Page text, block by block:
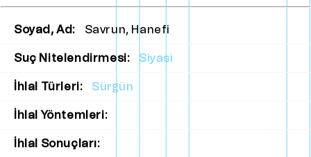
Soyad, Ad: Savrun, Hanefi
Suç Nitelendirmesi: Siyasi
İhlal Türleri: Sürgün
İhlal Yöntemleri:
İhlal Sonuçları: